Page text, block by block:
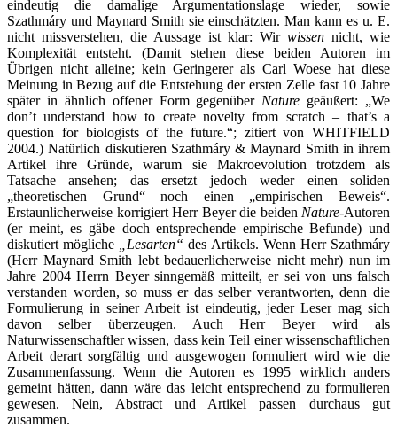
eindeutig die damalige Argumentationslage wieder, sowie
Szathmáry und Maynard Smith sie einschätzten. Man kann es u. E.
nicht missverstehen, die Aussage ist klar: Wir wissen nicht, wie
Komplexität entsteht. (Damit stehen diese beiden Autoren im
Übrigen nicht alleine; kein Geringerer als Carl Woese hat diese
Meinung in Bezug auf die Entstehung der ersten Zelle fast 10 Jahre
später in ähnlich offener Form gegenüber Nature geäußert: „We
don’t understand how to create novelty from scratch – that’s a
question for biologists of the future.“; zitiert von WHITFIELD
2004.) Natürlich diskutieren Szathmáry & Maynard Smith in ihrem
Artikel ihre Gründe, warum sie Makroevolution trotzdem als
Tatsache ansehen; das ersetzt jedoch weder einen soliden
„theoretischen Grund“ noch einen „empirischen Beweis“.
Erstaunlicherweise korrigiert Herr Beyer die beiden Nature-Autoren
(er meint, es gäbe doch entsprechende empirische Befunde) und
diskutiert mögliche
„Lesarten“ des Artikels. Wenn Herr Szathmáry
(Herr Maynard Smith lebt bedauerlicherweise nicht mehr) nun im
Jahre 2004 Herrn Beyer sinngemäß mitteilt, er sei von uns falsch
verstanden worden, so muss er das selber verantworten, denn die
Formulierung in seiner Arbeit ist eindeutig, jeder Leser mag sich
davon selber überzeugen. Auch Herr Beyer wird als
Naturwissenschaftler wissen, dass kein Teil einer wissenschaftlichen
Arbeit derart sorgfältig und ausgewogen formuliert wird wie die
Zusammenfassung. Wenn die Autoren es 1995 wirklich anders
gemeint hätten, dann wäre das leicht entsprechend zu formulieren
gewesen. Nein, Abstract und Artikel passen durchaus gut
zusammen.